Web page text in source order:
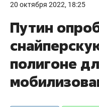
20 октября 2022, 18:25
Путин
полигоне